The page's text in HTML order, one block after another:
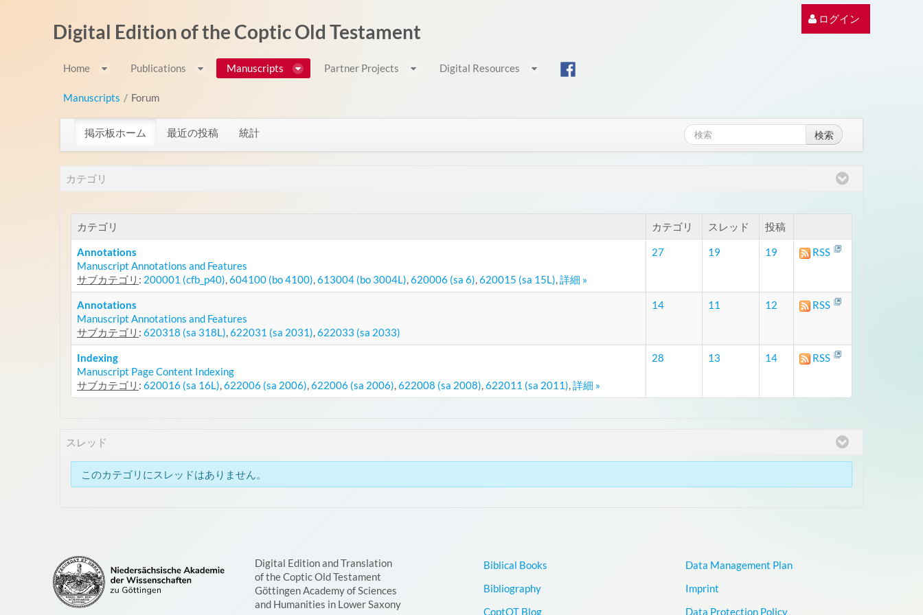
ログイン
Digital Edition of the Coptic Old Testament
Home Publications Manuscripts Partner Projects Digital Resources
Manuscripts / Forum
掲示板ホーム 最近の投稿 統計 検索
カテゴリ
カテゴリ カテゴリ スレッド 投稿
Annotations
Manuscript Annotations and Features
サブカテゴリ : 200001 (cfb_p40),604100 (bo 4100),613004 (bo 3004L),620006 (sa 6),620015 (sa 15L),詳細 »
27 19 19 RSS
Annotations
Manuscript Annotations and Features
サブカテゴリ : 620318 (sa 318L),622031 (sa 2031),622033 (sa 2033)
14 11 12 RSS
Indexing
Manuscript Page Content Indexing
サブカテゴリ : 620016 (sa 16L),622006 (sa 2006),622006 (sa 2006),622008 (sa 2008),622011 (sa 2011),詳細 »
28 13 14 RSS
スレッド
このカテゴリにスレッドはありません。
Digital Edition and Translation
of the Coptic Old Testament
Göttingen Academy of Sciences
and Humanities in Lower Saxony
Biblical Books
Bibliography
CoptOT Blog
Data Management Plan
Imprint
Data Protection Policy